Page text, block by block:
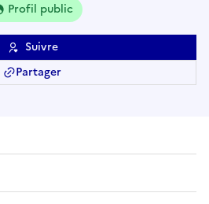
Profil public
Suivre
Partager